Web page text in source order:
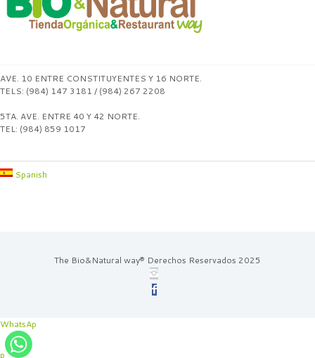
AVE. 10 ENTRE CONSTITUYENTES Y 16 NORTE.
TELS: (984) 147 3181 / (984) 267 2208
5TA. AVE. ENTRE 40 Y 42 NORTE.
TEL: (984) 859 1017
Spanish
The Bio&Natural way® Derechos Reservados 2025
WhatsAp
p